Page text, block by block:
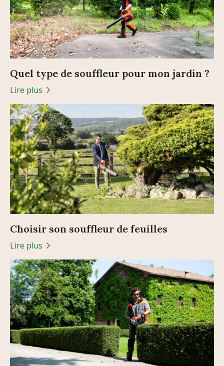
Quel type de souffleur pour mon jardin ?
Lire plus
Choisir son souffleur de feuilles
Lire plus